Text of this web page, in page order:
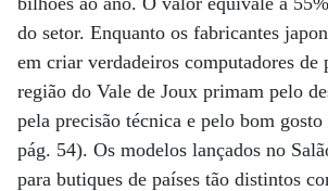
do setor. Enquanto os fabricantes
em criar verdadeiros computadores de
região do Vale de Joux primam pelo
pela precisão técnica e pelo bom
pág. 54). Os modelos lançados no
para butiques de países tão distintos